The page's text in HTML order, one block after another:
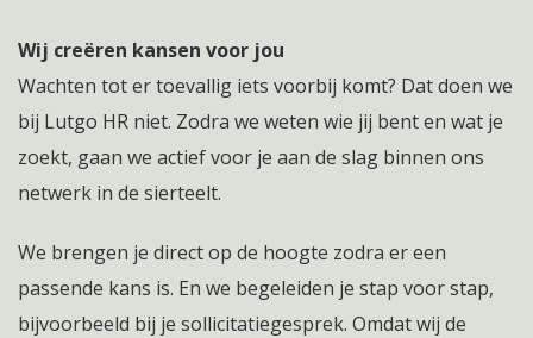
Wij creëren kansen voor jou
Wachten tot er toevallig iets voorbij komt? Dat doen we
bij Lutgo HR niet. Zodra we weten wie jij bent en wat je
zoekt, gaan we actief voor je aan de slag binnen ons
netwerk in de sierteelt.
We brengen je direct op de hoogte zodra er een
passende kans is. En we begeleiden je stap voor stap,
bijvoorbeeld bij je sollicitatiegesprek. Omdat wij de